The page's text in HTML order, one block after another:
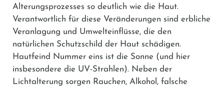
Alterungsprozesses so deutlich wie die Haut.
Verantwortlich für diese Veränderungen sind erbliche
Veranlagung und Umwelteinflüsse, die den
natürlichen Schutzschild der Haut schädigen.
Hautfeind Nummer eins ist die Sonne (und hier
insbesondere die UV-Strahlen). Neben der
Lichtalterung sorgen Rauchen, Alkohol, falsche